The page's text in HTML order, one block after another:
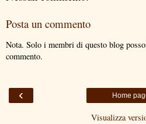
Posta un commento
Nota. Solo i membri di questo blog
commento.
‹ Home
Visualizza